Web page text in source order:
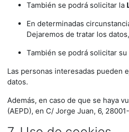
También se podrá solicitar la
En determinadas
Dejaremos de tratar los
También se podrá solicitar
Las personas interesadas pueden
datos.
Además, en caso de que se haya
(AEPD), en C/ Jorge Juan, 6,